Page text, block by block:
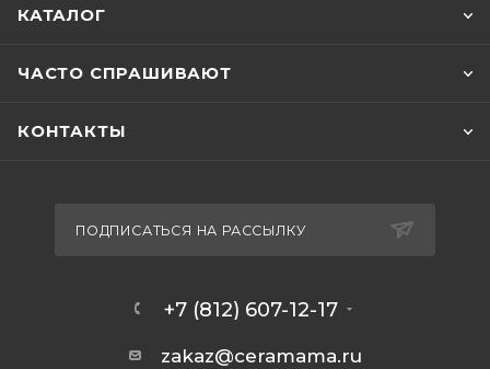
КАТАЛОГ
ЧАСТО СПРАШИВАЮТ
КОНТАКТЫ
ПОДПИСАТЬСЯ НА РАССЫЛКУ
+7 (812) 607-12-17
zakaz@ceramama.ru